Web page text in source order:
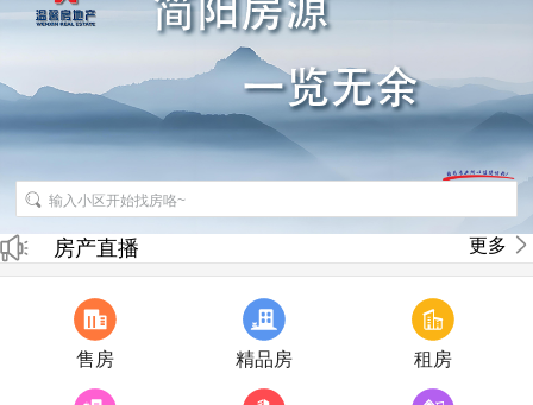
招聘房产销售经纪人
房产直播 更多
售房 精品房 租房